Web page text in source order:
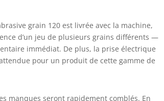
grain 120 est livrée avec la machine,
d’un jeu de plusieurs grains différents —
immédiat. De plus, la prise électrique
pour un produit de cette gamme de
manques seront rapidement comblés. En